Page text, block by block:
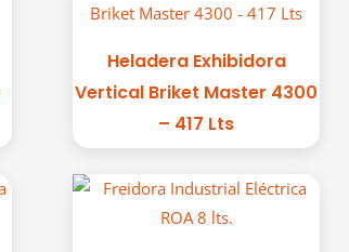
Heladera Exhibidora
Vertical Briket Master 4300
– 417 Lts